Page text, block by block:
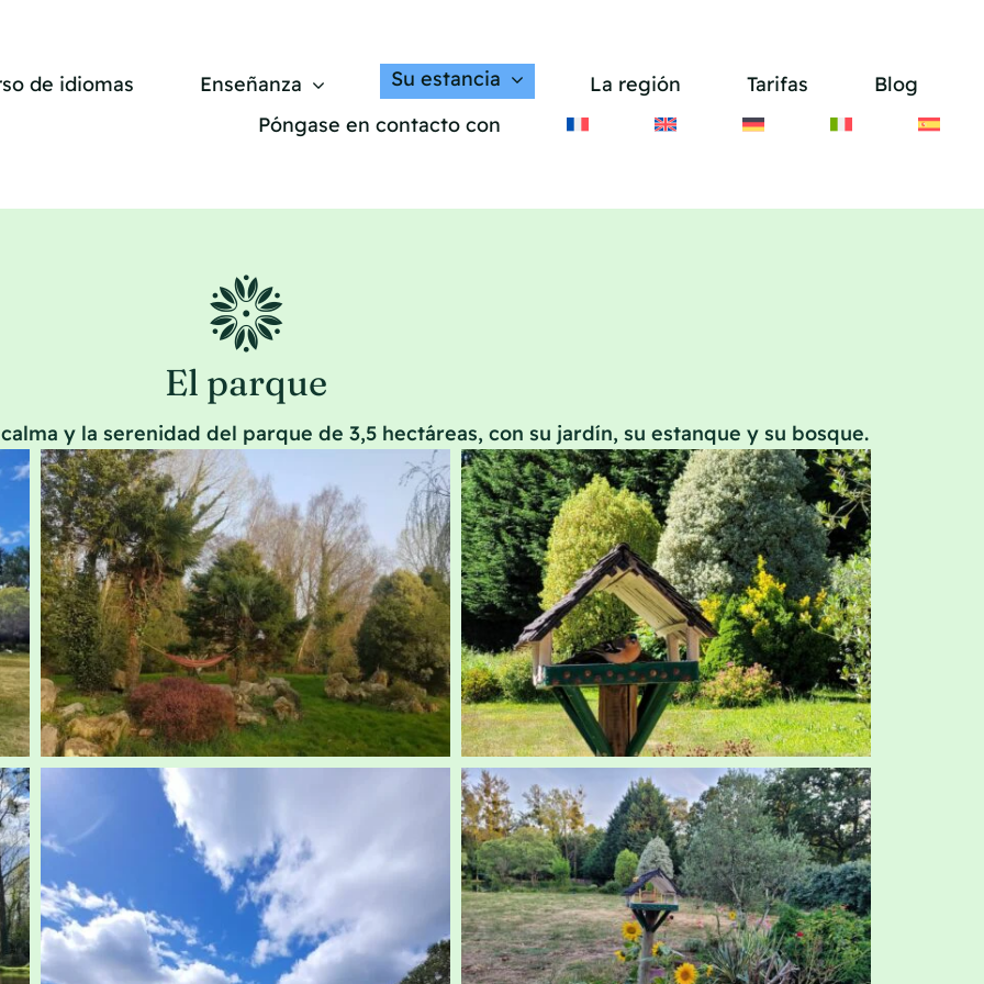
de idiomas Enseñanza Su estancia La región Tarifas
Blog
Póngase en contacto con
El parque
y la serenidad del parque de 3,5 hectáreas, con su jardín, su estanque y su bosque.